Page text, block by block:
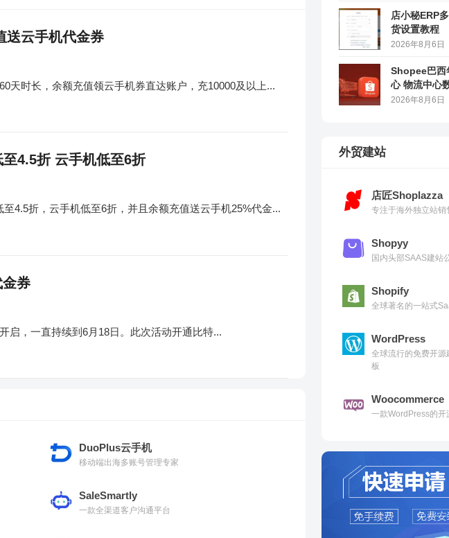
送云手机代金券
天时长，余额充值领云手机券直达账户，充10000及以上...
4.5折 云手机低至6折
4.5折，云手机低至6折，并且余额充值送云手机25%代金...
券
启，一直持续到6月18日。此次活动开通比特...
DuoPlus云手机
移动端出海多账号管理专家
SaleSmartly
一款全渠道客户沟通平台
店小秘ERP
货设置教程
2026年8月6日
Shopee巴西
心 物流中心
2026年8月6日
外贸建站
店匠Shoplazza
专注于海外独立站
Shopyy
国内头部SAAS建站
Shopify
全球著名的一站式
WordPress
全球流行的免费开
板
Woocommerce
一款WordPress的开